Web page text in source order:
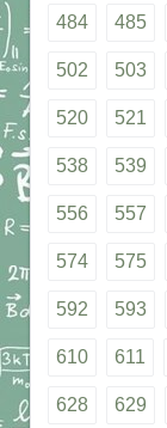
484 485
502 503
520 521
538 539
556 557
574 575
592 593
610 611
628 629